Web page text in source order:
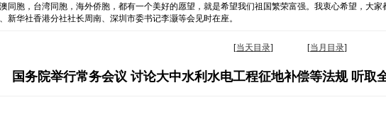
同胞，台湾同胞，海外侨胞，都有一个美好的愿望，就是希望我们祖国繁荣富强。我衷心希望，大家
新华社香港分社社长周南、深圳市委书记李灏等会见时在座。
[当天目录] [当月目录]
国务院举行常务会议 讨论大中水利水电工程征地补偿等法规 听取